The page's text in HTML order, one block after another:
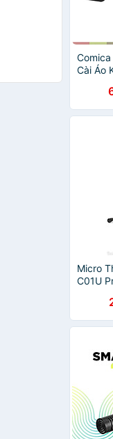
Cài Áo
Sử
200m -
Micro
C01U